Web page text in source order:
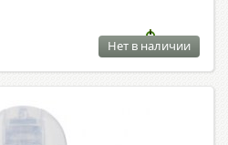
Нет в наличии